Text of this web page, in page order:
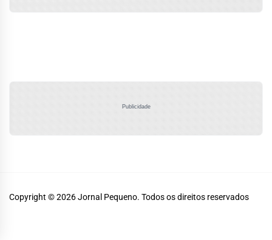
Publicidade
Copyright © 2026Jornal Pequeno. Todos os direitos reservados